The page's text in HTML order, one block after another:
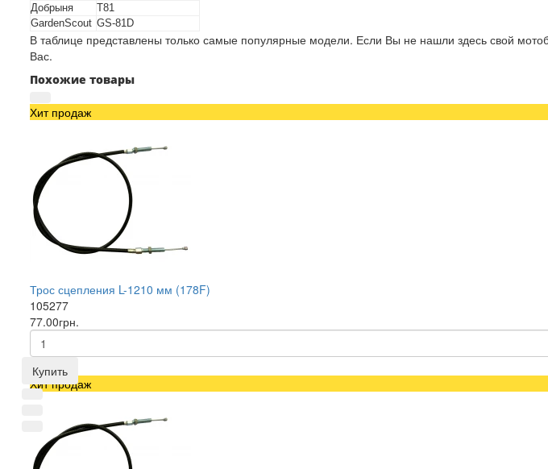
Добрыня
T81
GardenScout GS-81D
В таблице представлены только самые популярные модели. Если Вы не нашли здесь свой
Вас.
Похожие товары
Хит продаж
Трос сцепления L-1210 мм (178F)
105277
77.00грн.
Купить
Хит продаж